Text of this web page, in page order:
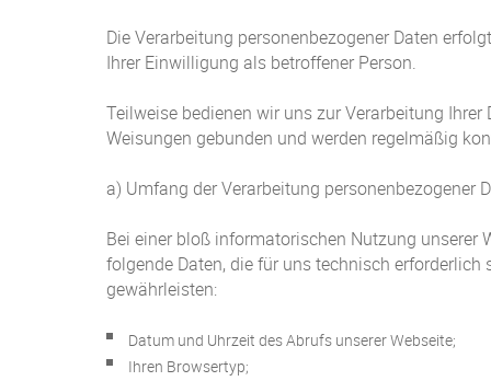
Die Verarbeitung personenbezogener Daten
Ihrer Einwilligung als betroffener Person.
Teilweise bedienen wir uns zur Verarbeitung
Weisungen gebunden und werden regelmäßig
a) Umfang der Verarbeitung personenbezogener
Bei einer bloß informatorischen Nutzung unserer
folgende Daten, die für uns technisch
gewährleisten:
Datum und Uhrzeit des Abrufs unserer Webseite;
Ihren Browsertyp;